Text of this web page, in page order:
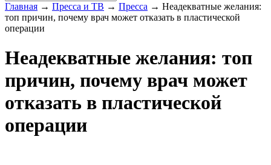
Главная → Пресса и ТВ → Пресса → Неадекватные желания:
топ причин, почему врач может отказать в пластической
операции
Неадекватные желания: топ
причин, почему врач может
отказать в пластической
операции